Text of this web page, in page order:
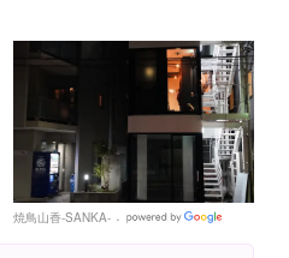
焼鳥山香-SANKA-
Places